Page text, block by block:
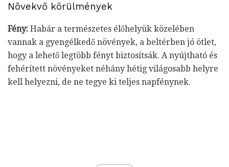
Növekvő körülmények
Fény: Habár a természetes élőhelyük közelében
vannak a gyengélkedő növények, a beltérben jó ötlet,
hogy a lehető legtöbb fényt biztosítsák. A nyújtható és
fehérített növényeket néhány hétig világosabb helyre
kell helyezni, de ne tegye ki teljes napfénynek.